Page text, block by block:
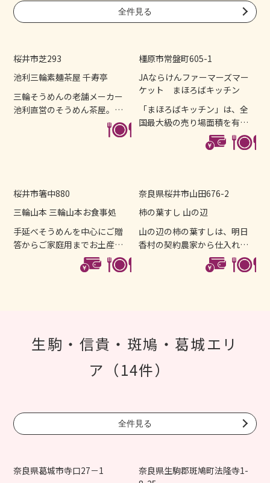
全件見る
桜井市芝293
池利三輪素麺茶屋 千寿亭
三輪そうめんの老舗メーカー
池利直営のそうめん茶屋。冷
しそうめんはもとより、冬...
橿原市常盤町605-1
JAならけんファーマーズマー
ケット まほろばキッチン
「まほろばキッチン」は、全
国最大級の売り場面積を有す
る農産物直売所を中心に産...
桜井市箸中880
三輪山本 三輪山本お食事処
手延べそうめんを中心にご贈
答からご家庭用までお土産物
も豊富に品揃え、食事処「...
奈良県桜井市山田676-2
柿の葉すし 山の辺
山の辺の柿の葉すしは、明日
香村の契約農家から仕入れる
ヒノヒカリ、塩は赤穂、鯖...
生駒・信貴・斑鳩・葛城エリ
ア（14件）
全件見る
奈良県葛城市寺口27－1
奈良県生駒郡斑鳩町法隆寺1-